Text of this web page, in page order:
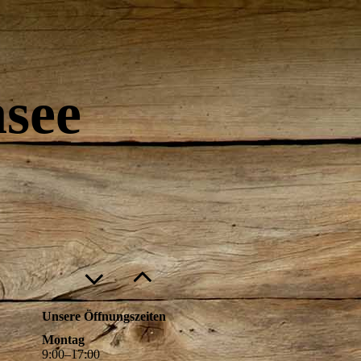
Unsere Öffnungszeiten
Montag
9:00–17:00